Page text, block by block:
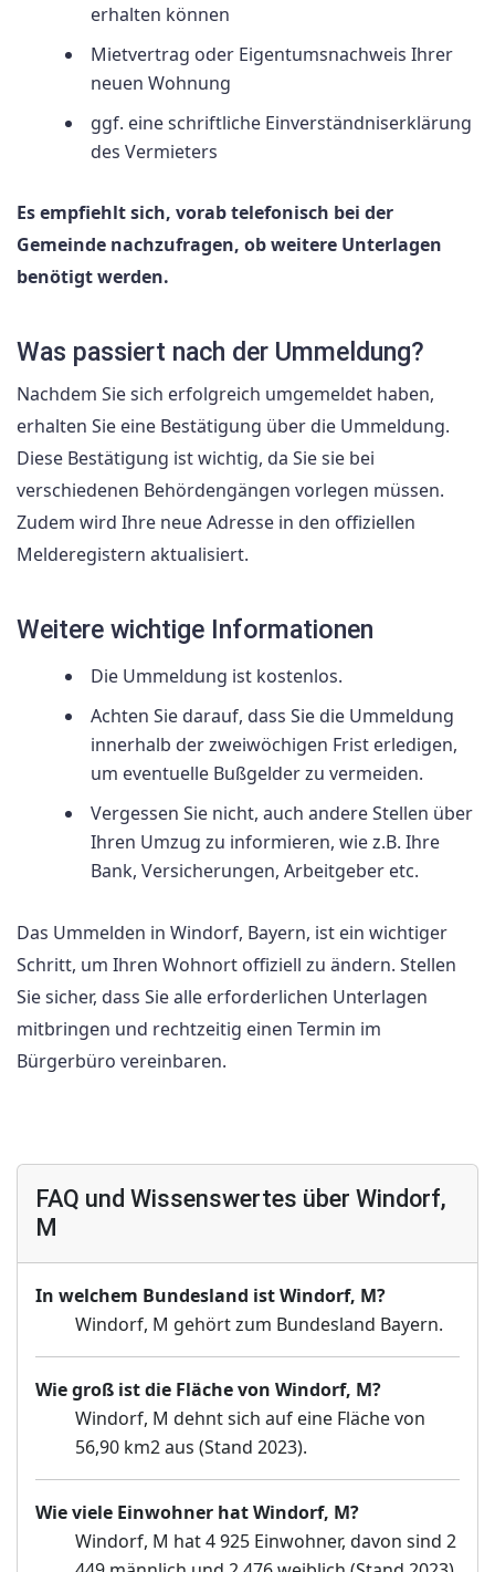
erhalten können
Mietvertrag oder Eigentumsnachweis Ihrer
neuen Wohnung
ggf. eine schriftliche Einverständniserklärung
des Vermieters
Es empfiehlt sich, vorab telefonisch bei der
Gemeinde nachzufragen, ob weitere Unterlagen
benötigt werden.
Was passiert nach der Ummeldung?
Nachdem Sie sich erfolgreich umgemeldet haben,
erhalten Sie eine Bestätigung über die Ummeldung.
Diese Bestätigung ist wichtig, da Sie sie bei
verschiedenen Behördengängen vorlegen müssen.
Zudem wird Ihre neue Adresse in den offiziellen
Melderegistern aktualisiert.
Weitere wichtige Informationen
Die Ummeldung ist kostenlos.
Achten Sie darauf, dass Sie die Ummeldung
innerhalb der zweiwöchigen Frist erledigen,
um eventuelle Bußgelder zu vermeiden.
Vergessen Sie nicht, auch andere Stellen über
Ihren Umzug zu informieren, wie z.B. Ihre
Bank, Versicherungen, Arbeitgeber etc.
Das Ummelden in Windorf, Bayern, ist ein wichtiger
Schritt, um Ihren Wohnort offiziell zu ändern. Stellen
Sie sicher, dass Sie alle erforderlichen Unterlagen
mitbringen und rechtzeitig einen Termin im
Bürgerbüro vereinbaren.
FAQ und Wissenswertes über Windorf,
M
In welchem Bundesland ist Windorf, M?
Windorf, M gehört zum Bundesland Bayern.
Wie groß ist die Fläche von Windorf, M?
Windorf, M dehnt sich auf eine Fläche von
56,90 km2 aus (Stand 2023).
Wie viele Einwohner hat Windorf, M?
Windorf, M hat 4 925 Einwohner, davon sind 2